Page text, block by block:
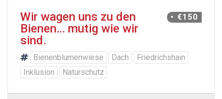
• €150
Wir wagen uns zu den
Bienen… mutig wie wir
sind.
Bienenblumenwiese Dach
Friedrichshain
Inklusion
Naturschutz